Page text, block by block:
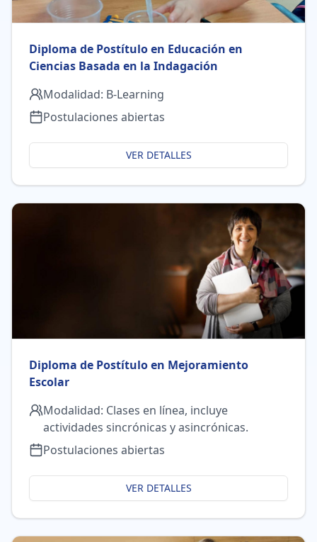
Diploma de Postítulo en Educación en
Ciencias Basada en la Indagación
Modalidad: B-Learning
Postulaciones abiertas
VER DETALLES
Diploma de Postítulo en Mejoramiento
Escolar
Modalidad: Clases en línea, incluye
actividades sincrónicas y asincrónicas.
Postulaciones abiertas
VER DETALLES